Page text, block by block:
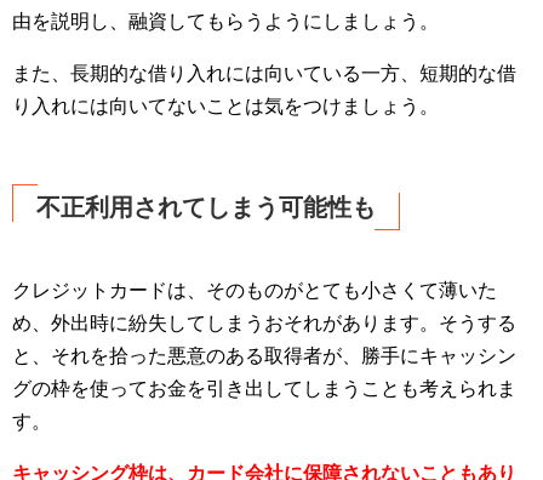
由を説明し、融資してもらうようにしましょう。
また、長期的な借り入れには向いている一方、短期的な借
り入れには向いてないことは気をつけましょう。
不正利用されてしまう可能性も
クレジットカードは、そのものがとても小さくて薄いた
め、外出時に紛失してしまうおそれがあります。そうする
と、それを拾った悪意のある取得者が、勝手にキャッシン
グの枠を使ってお金を引き出してしまうことも考えられま
す。
キャッシング枠は、カード会社に保障されないこともあり